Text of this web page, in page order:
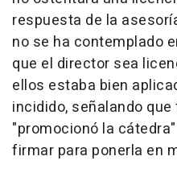
respuesta de la
no se ha contemplado
que el director sea
ellos estaba bien
incidido, señalando
"promocionó la
firmar para ponerla en